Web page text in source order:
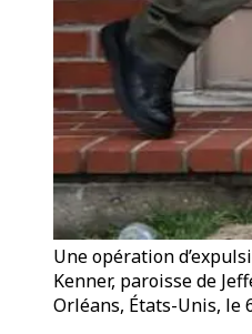
Une opération
Kenner, paroisse de
Orléans, États-Unis, le